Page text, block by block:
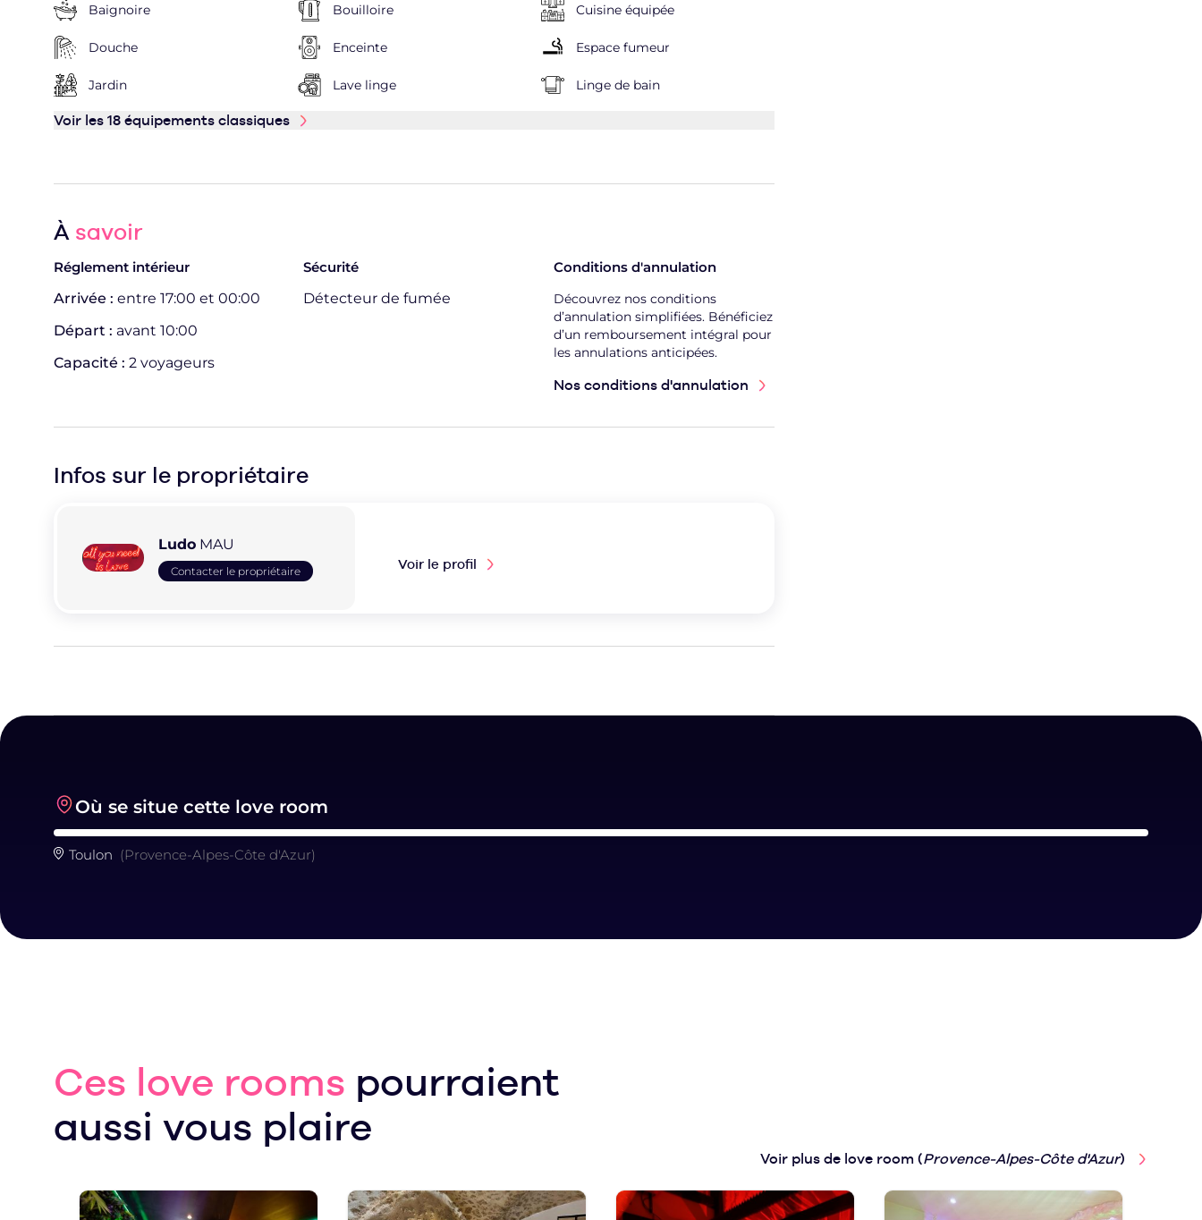
Baignoire Bouilloire Cuisine équipée
Douche Enceinte Espace fumeur
Jardin Lave linge Linge de bain
Voir les 18 équipements classiques
À savoir
Réglement intérieur
Arrivée : entre 17:00 et 00:00
Départ : avant 10:00
Capacité : 2 voyageurs
Sécurité
Détecteur de fumée
Conditions d'annulation
Découvrez nos conditions
d’annulation simplifiées. Bénéficiez
d’un remboursement intégral pour
les annulations anticipées.
Nos conditions d'annulation
Infos sur le propriétaire
Ludo MAU
Contacter le propriétaire Voir le profil
Où se situe cette love room
Toulon (Provence-Alpes-Côte d'Azur)
Ces love rooms pourraient
aussi vous plaire
Voir plus de love room (Provence-Alpes-Côte d'Azur)